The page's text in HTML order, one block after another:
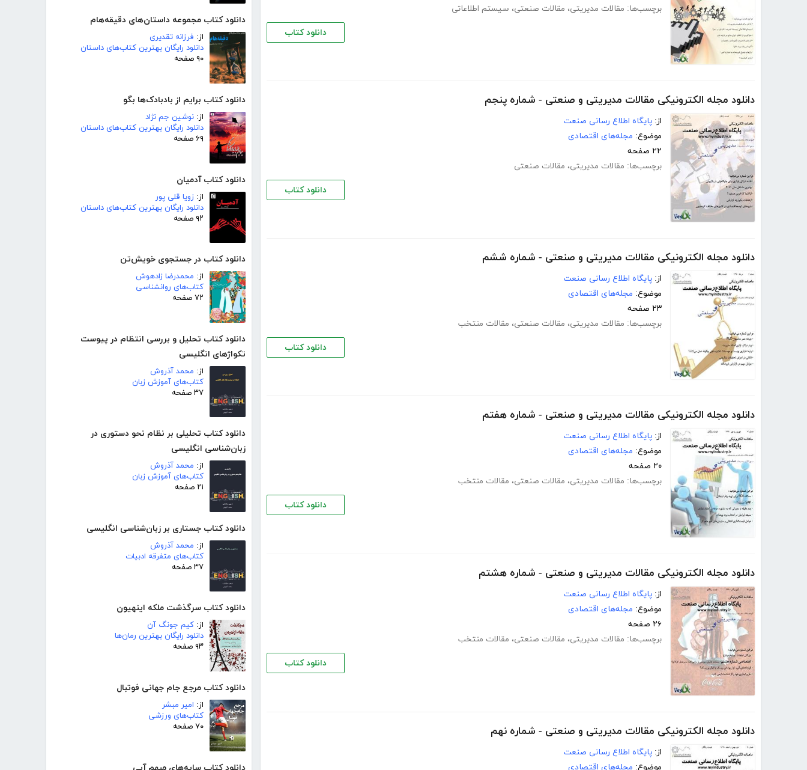
دانلود کتاب مجموعه داستان‌های دقیقه‌هام
از: فرزانه تقدیری
دانلود رایگان بهترین کتاب‌های داستان
۹۰ صفحه
دانلود کتاب برایم از بادبادک‌ها بگو
از: نوشین جم نژاد
دانلود رایگان بهترین کتاب‌های داستان
۶۹ صفحه
دانلود کتاب آدمیان
از: زویا قلی پور
دانلود رایگان بهترین کتاب‌های داستان
۹۲ صفحه
دانلود کتاب در جستجوی خویش‌تن
از: محمدرضا زادهوش
کتاب‌های روانشناسی
۷۲ صفحه
دانلود کتاب تحلیل و بررسی انتظام در پیوست
تکواژهای انگلیسی
از: محمد آذروش
کتاب‌های آموزش زبان
۳۷ صفحه
دانلود کتاب تحلیلی بر نظام نحو دستوری در
زبان‌شناسی انگلیسی
از: محمد آذروش
کتاب‌های آموزش زبان
۲۱ صفحه
دانلود کتاب جستاری بر زبان‌شناسی انگلیسی
از: محمد آذروش
کتاب‌های متفرقه ادبیات
۳۷ صفحه
دانلود کتاب سرگذشت ملکه اینهیون
از: کیم جونگ آن
دانلود رایگان بهترین رمان‌ها
۹۳ صفحه
دانلود کتاب مرجع جام جهانی فوتبال
از: امیر مبشر
کتاب‌های ورزشی
۷۰ صفحه
دانلود کتاب سایه‌های مبهم آبی
برچسب‌ها: مقالات مدیریتی، مقالات صنعتی، سیستم اطلاعاتی
دانلود کتاب
دانلود مجله الکترونیکی مقالات مدیریتی و صنعتی - شماره پنجم
از: پایگاه اطلاع رسانی صنعت
موضوع: مجله‌های اقتصادی
۲۲ صفحه
برچسب‌ها: مقالات مدیریتی، مقالات صنعتی
دانلود کتاب
دانلود مجله الکترونیکی مقالات مدیریتی و صنعتی - شماره ششم
از: پایگاه اطلاع رسانی صنعت
موضوع: مجله‌های اقتصادی
۲۳ صفحه
برچسب‌ها: مقالات مدیریتی، مقالات صنعتی، مقالات منتخب
دانلود کتاب
دانلود مجله الکترونیکی مقالات مدیریتی و صنعتی - شماره هفتم
از: پایگاه اطلاع رسانی صنعت
موضوع: مجله‌های اقتصادی
۲۰ صفحه
برچسب‌ها: مقالات مدیریتی، مقالات صنعتی، مقالات منتخب
دانلود کتاب
دانلود مجله الکترونیکی مقالات مدیریتی و صنعتی - شماره هشتم
از: پایگاه اطلاع رسانی صنعت
موضوع: مجله‌های اقتصادی
۲۶ صفحه
برچسب‌ها: مقالات مدیریتی، مقالات صنعتی، مقالات منتخب
دانلود کتاب
دانلود مجله الکترونیکی مقالات مدیریتی و صنعتی - شماره نهم
از: پایگاه اطلاع رسانی صنعت
موضوع: مجله‌های اقتصادی